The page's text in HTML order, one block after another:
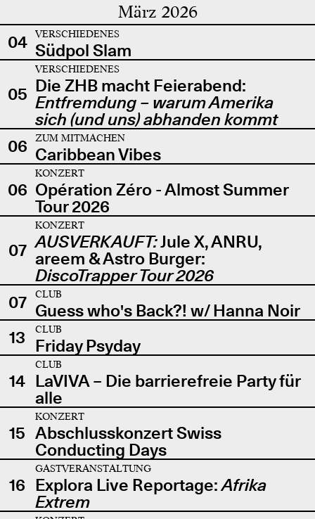
März 2026
04 VERSCHIEDENES
Südpol Slam
05
VERSCHIEDENES
Die ZHB macht Feierabend:
Entfremdung – warum Amerika
sich (und uns) abhanden kommt
06
ZUM MITMACHEN
Caribbean Vibes
06
KONZERT
Opération Zéro - Almost Summer
Tour 2026
07
KONZERT
AUSVERKAUFT:Jule X, ANRU,
areem & Astro Burger:
DiscoTrapper Tour 2026
07
CLUB
Guess who's Back?! w/ Hanna Noir
13
CLUB
Friday Psyday
14
CLUB
LaVIVA – Die barrierefreie Party für
alle
15
KONZERT
Abschlusskonzert Swiss
Conducting Days
16
GASTVERANSTALTUNG
Explora Live Reportage:Afrika
Extrem